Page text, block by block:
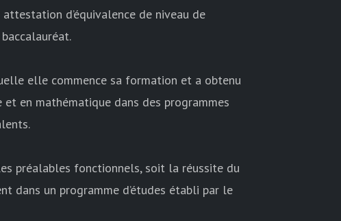
d’équivalence de niveau de
elle commence sa formation et a obtenu
en mathématique dans des programmes
préalables fonctionnels, soit la réussite du
dans un programme d’études établi par le